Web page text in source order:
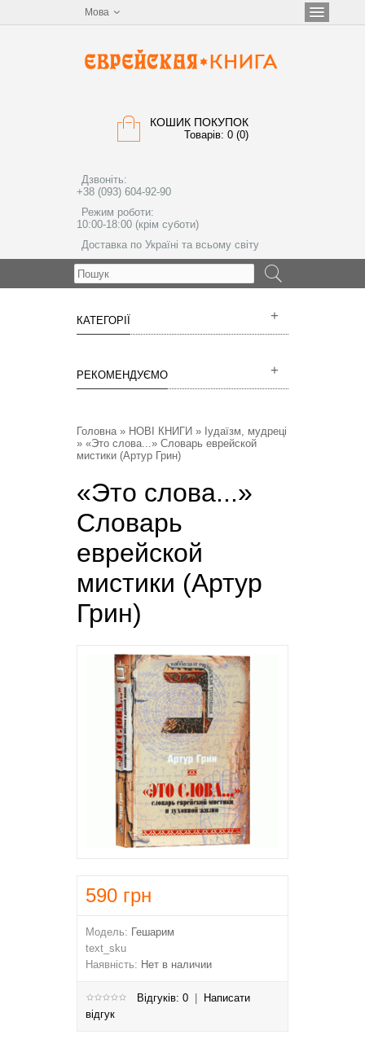
Мова
КОШИК ПОКУПОК
Товарів: 0 (0)
Дзвоніть:
+38 (093) 604-92-90
Режим роботи:
10:00-18:00 (крім суботи)
Доставка по Україні та всьому світу
КАТЕГОРІЇ
РЕКОМЕНДУЄМО
Головна» НОВІ КНИГИ » Іудаїзм, мудреці
» «Это слова...» Словарь еврейской
мистики (Артур Грин)
«Это слова...»
Словарь
еврейской
мистики (Артур
Грин)
590 грн
Модель: Гешарим
text_sku
Наявність: Нет в наличии
Відгуків: 0
Написати
відгук